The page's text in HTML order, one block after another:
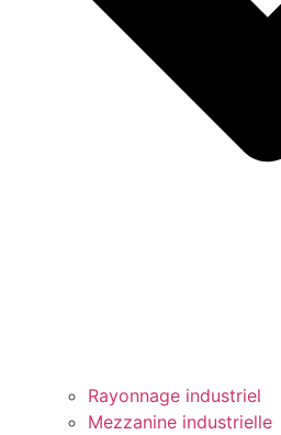
Rayonnage industriel
Mezzanine industrielle